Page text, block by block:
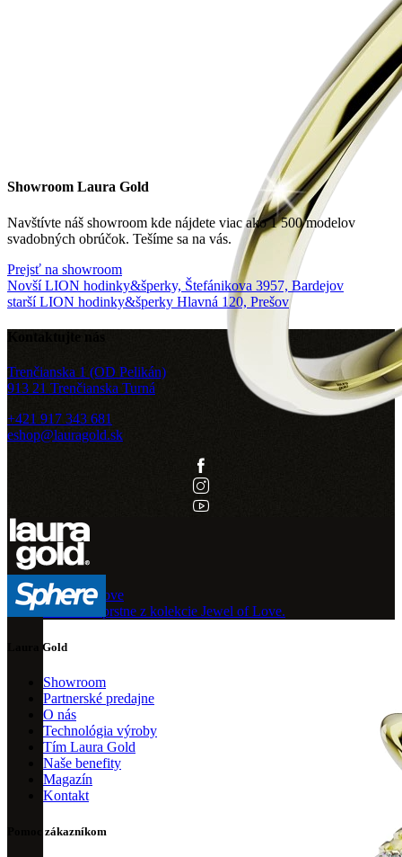
Jewel of Love
Zásnubné prstne z kolekcie Jewel of Love.
Showroom Laura Gold
Navštívte náš showroom kde nájdete viac ako 1 500 modelov
svadobných obrúčok. Tešíme sa na vás.
Prejsť na showroom
Novší LION hodinky&šperky, Štefánikova 3957, Bardejov
starší LION hodinky&šperky Hlavná 120, Prešov
Kontaktujte nás
Trenčianska 1 (OD Pelikán)
913 21 Trenčianska Turná
+421 917 343 681
eshop@lauragold.sk
Laura Gold
Showroom
Partnerské predajne
O nás
Technológia výroby
Tím Laura Gold
Naše benefity
Magazín
Kontakt
Pomoc zákazníkom